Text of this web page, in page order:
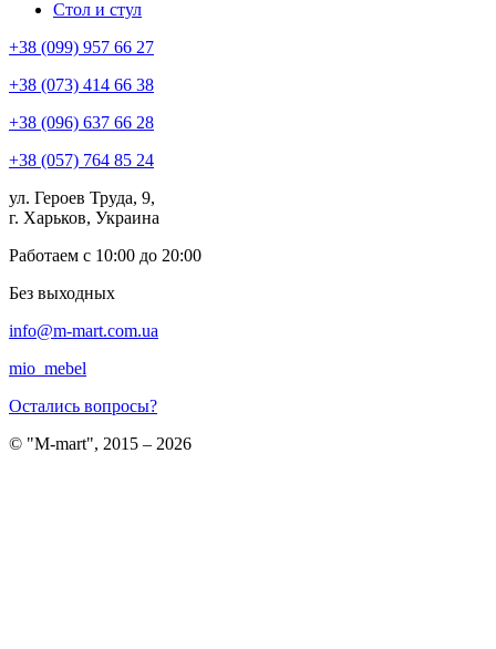
Стол и стул
+38 (099) 957 66 27
+38 (073) 414 66 38
+38 (096) 637 66 28
+38 (057) 764 85 24
ул. Героев Труда, 9,
г. Харьков, Украина
Работаем с 10:00 до 20:00
Без выходных
info@m-mart.com.ua
mio_mebel
Остались вопросы?
© "M-mart", 2015 – 2026